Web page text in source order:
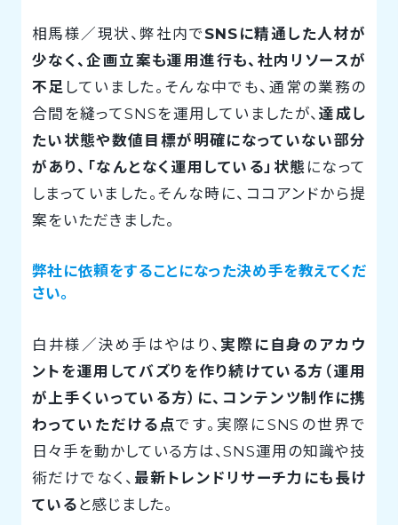
相馬様／現状、弊社内でSNSに精通した人材が
少なく、企画立案も運用進行も、社内リソースが
不足 していました。そんな中でも、通常の業務の
合間を縫ってSNSを運用していましたが、達成し
たい状態や数値目標が明確になっていない部分
があり、「なんとなく運用している」状態 になって
しまっていました。そんな時に、ココアンドから提
案をいただきました。
弊社に依頼をすることになった決め手を教えてくだ
さい。
白井様／決め手はやはり、 実際に自身のアカウ
ントを運用してバズりを作り続けている方（運用
が上手くいっている方）に、コンテンツ制作に携
わっていただける点です。実際にSNSの世界で
日々手を動かしている方は、SNS運用の知識や技
術だけでなく、 最新トレンドリサーチ力にも長け
ている と感じました。